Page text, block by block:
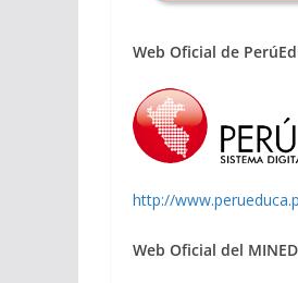
Web Oficial de
http://
Web Oficial del